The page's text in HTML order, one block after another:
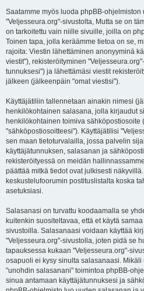
Saatamme myös luoda phpBB-ohjelmiston
"Veljesseura.org"-sivustolta, Mutta se on
on tarkoitettu vain niille sivuille, joilla on
Toinen tapa, jolla keräämme tietoa on se,
rajoita: Viestin lähettäminen anonyyminä
viestit"), rekisteröityminen
tunnuksesi") ja lähettämäsi viestit
jälkeen (jälkeenpäin "omat viestisi").
Käyttäjätiliin tallennetaan ainakin nimesi
henkilökohtainen salasana, jolla kirjaudut
henkilökohtainen toimiva sähköpostiosoite
"sähköpostiosoitteesi"). Käyttäjätilisi
sen maan tietoturvalailla, jossa palvelin
käyttäjätunnuksen, salasanan ja
rekisteröityessä on meidän
päättää mitkä tiedot ovat julkisesti
keskustelufoorumin postituslistalta koska
asetuksiasi.
Salasanasi on turvattu koodaamalla se
kuitenkin suositeltavaa, että et käytä
sivustoilla. Salasanaasi voidaan käyttää
"Veljesseura.org"-sivustolla, joten pidä se
tapauksessa kukaan "Veljesseura.org"-
osapuoli ei kysy sinulta salasanaasi.
"unohdin salasanani" toimintoa phpBB-
sinua antamaan käyttäjätunnuksesi ja